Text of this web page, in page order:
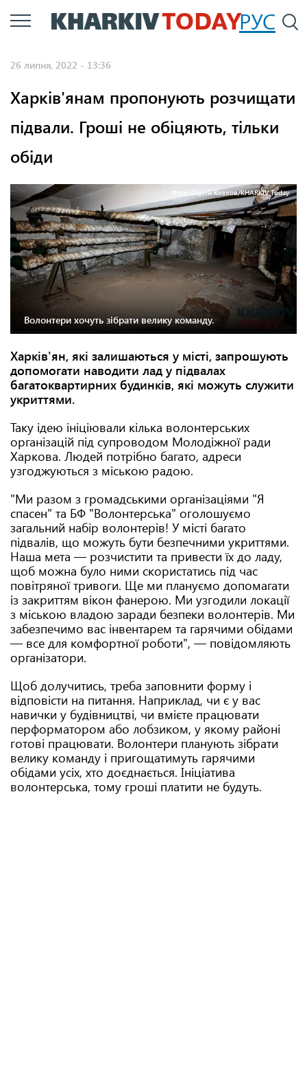
Перейти
до
РУС
26 липня, 2022 - 13:36
Харків'янам пропонують розчищати
підвали. Гроші не обіцяють, тільки
обіди
Фото: Сергій Козлов/KHARKIV Today.
Волонтери хочуть зібрати велику команду.
Харків'ян, які залишаються у місті, запрошують
допомогати наводити лад у підвалах
багатоквартирних будинків, які можуть служити
укриттями.
Таку ідею ініціювали кілька волонтерських
організацій під супроводом Молодіжної ради
Харкова. Людей потрібно багато, адреси
узгоджуються з міською радою.
"Ми разом з громадськими організаціями "Я
спасен" та БФ "Волонтерська" оголошуємо
загальний набір волонтерів! У місті багато
підвалів, що можуть бути безпечними укриттями.
Наша мета — розчистити та привести їх до ладу,
щоб можна було ними скористатись під час
повітряної тривоги. Ще ми плануємо допомагати
із закриттям вікон фанерою. Ми узгодили локації
з міською владою заради безпеки волонтерів. Ми
забезпечимо вас інвентарем та гарячими обідами
— все для комфортної роботи", — повідомляють
організатори.
Щоб долучитись, треба заповнити форму і
відповісти на питання. Наприклад, чи є у вас
навички у будівництві, чи вмієте працювати
перформатором або лобзиком, у якому районі
готові працювати. Волонтери планують зібрати
велику команду і пригощатимуть гарячими
обідами усіх, хто доєднається. Ініціатива
волонтерська, тому гроші платити не будуть.